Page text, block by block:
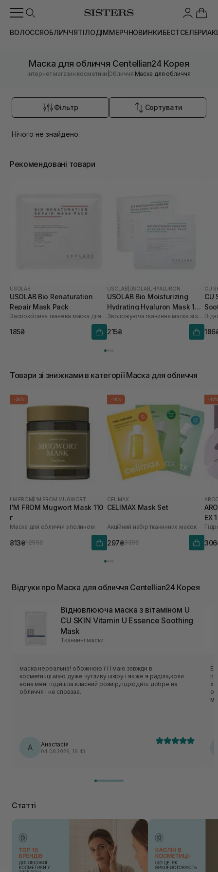
ВОЛОССЯОБЛИЧЧЯТІЛОДІММЕРЧНОВИНКИБЕСТСЕЛЕРИ
Маска для обличчя Centellian24 Корея
Інтернет магазин косметики |Обличчя |Маска для обличчя
Фільтр Сортувати
Нічого не знайдено.
Рекомендовані товари
USOLAB
USOLAB Bio Renaturation
Repair Mask Pack
Заспокійлива тканева маска для обличчя
185₴
USOLAB USOLAB_HYALURON
USOLAB Bio Moisturizing
Hydrating Hyaluron Mask 1
шт
Зволожуюча тканинна маска зі заспокійливою та антивіковою дією
215₴
CU
CU
Товари зі знижками в категорії Маска для обличчя
-35%
I'M FROM I'M FROM MUGWORT
I'M FROM Mugwort Mask 110
г
Маска для обличчя з полином
813₴1 250₴
-10%
CELIMAX
CELIMAX Mask Set
Акційний набір тканинних масок
297₴330₴
-
EX
Відгуки про Маска для обличчя Centellian24 Корея
Відновлююча маска з вітаміном U
CU SKIN Vitamin U Essence Soothing
Mask
Тканинні маски
маска нереальна! обожнюю її і маю завжди в
косметичці.маю дуже чутливу шкіру і як же я раділа,коли
вона мені підійшла.класний розмір,підходить добре на
обличчя і не сповзає.
А Анастасія
04.08.2026, 16:43
Статті